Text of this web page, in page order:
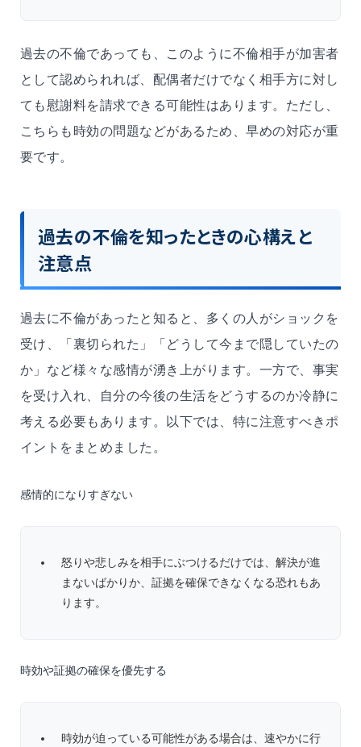
過去の不倫であっても、このように不倫相手が加害者
として認められれば、配偶者だけでなく相手方に対し
ても慰謝料を請求できる可能性はあります。ただし、
こちらも時効の問題などがあるため、早めの対応が重
要です。
過去の不倫を知ったときの心構えと
注意点
過去に不倫があったと知ると、多くの人がショックを
受け、「裏切られた」「どうして今まで隠していたの
か」など様々な感情が湧き上がります。一方で、事実
を受け入れ、自分の今後の生活をどうするのか冷静に
考える必要もあります。以下では、特に注意すべきポ
イントをまとめました。
感情的になりすぎない
怒りや悲しみを相手にぶつけるだけでは、解決が進
まないばかりか、証拠を確保できなくなる恐れもあ
ります。
時効や証拠の確保を優先する
時効が迫っている可能性がある場合は、速やかに行